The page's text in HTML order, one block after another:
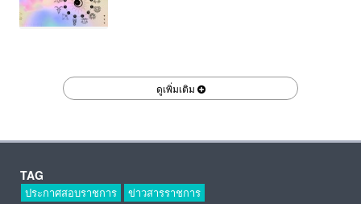
ดูเพิ่มเติม
TAG
ประกาศสอบราชการ ข่าวสารราชการ